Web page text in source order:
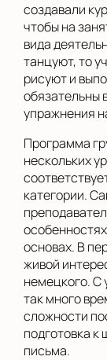
создавали
чтобы на
вида
танцуют, то
рисуют и
обязательны
упражнения
Программа
нескольких
категории.
основах. В
живой
немецкого. С
так много
сложности
подготовка
письма.